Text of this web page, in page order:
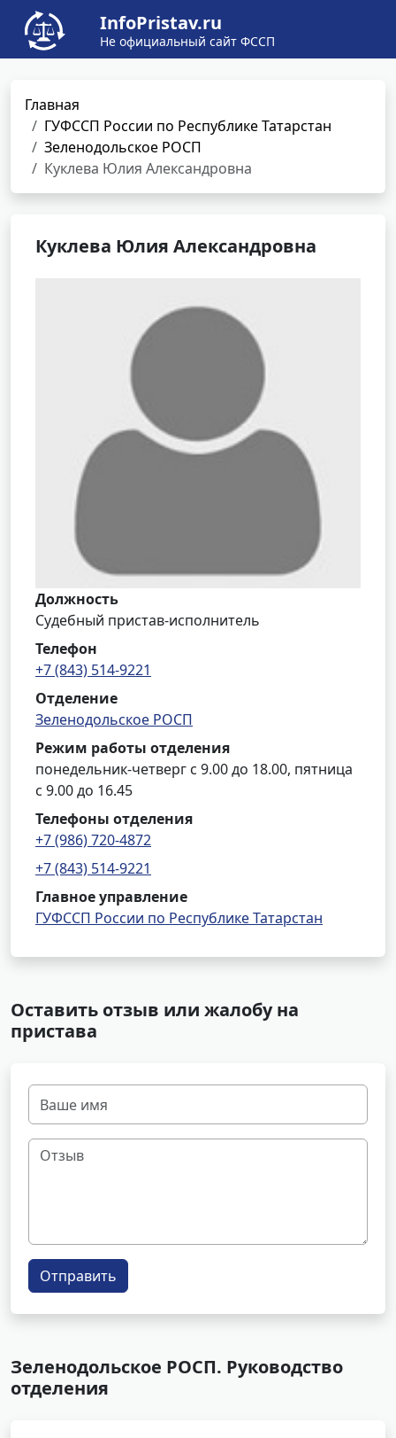
InfoPristav.ru
Не официальный сайт ФССП
Главная
ГУФССП России по Республике Татарстан
Зеленодольское РОСП
Куклева Юлия Александровна
Куклева Юлия Александровна
Должность
Судебный пристав-исполнитель
Телефон
+7 (843) 514-9221
Отделение
Зеленодольское РОСП
Режим работы отделения
понедельник-четверг с 9.00 до 18.00, пятница
с 9.00 до 16.45
Телефоны отделения
+7 (986) 720-4872
+7 (843) 514-9221
Главное управление
ГУФССП России по Республике Татарстан
Оставить отзыв или жалобу на
пристава
Отправить
Зеленодольское РОСП. Руководство
отделения